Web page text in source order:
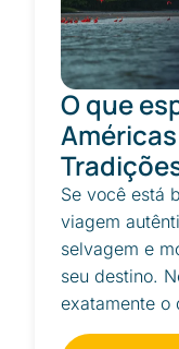
O que
Se você está
viagem
selvagem e
seu destino.
exatamente o